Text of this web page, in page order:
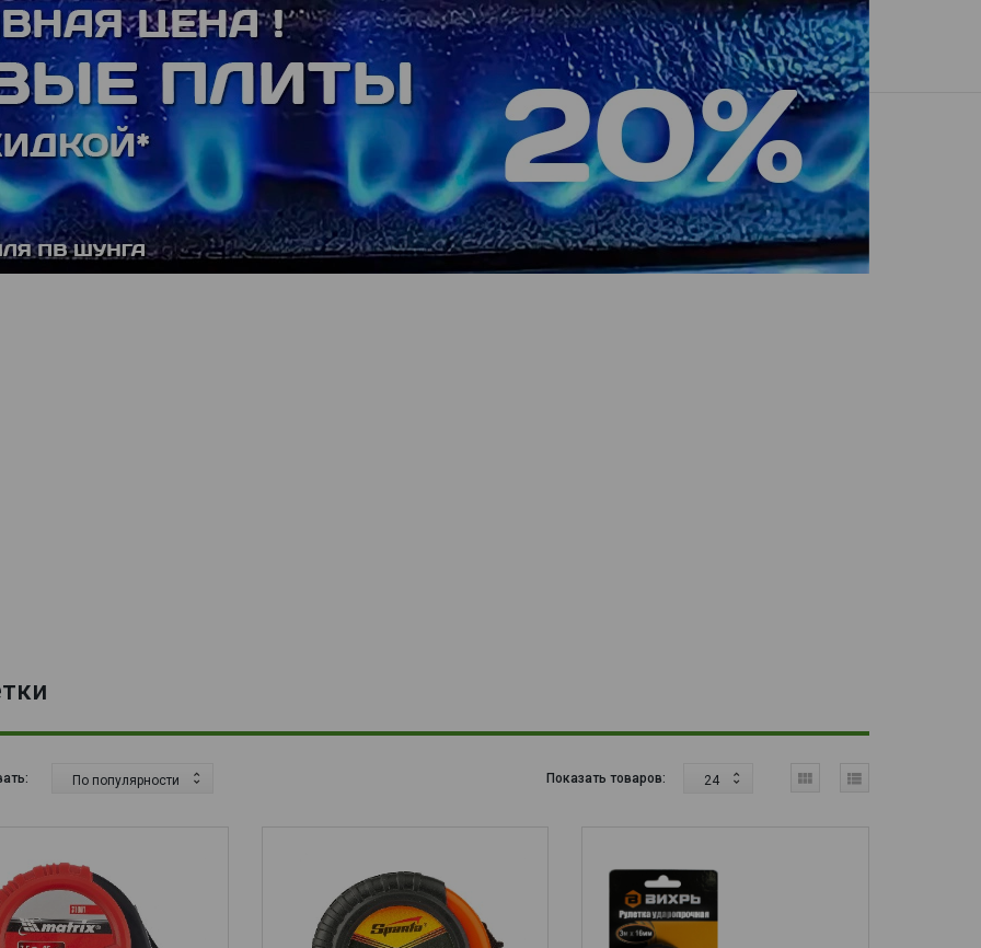
Обработка заказов:
пн-пт: 09:00 - 17:00,
сб-вс: выходной
Вход/Регистрация
8(800)23456-83
Телефон для консультаций
8(915)9000 300 0 На сумму
0
Оформить
Профиль Оплата Контакты
По популярности Показать товаров: 24